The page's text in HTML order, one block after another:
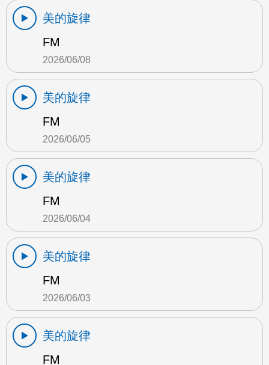
美的旋律
FM
2026/06/08
美的旋律
FM
2026/06/05
美的旋律
FM
2026/06/04
美的旋律
FM
2026/06/03
美的旋律
FM